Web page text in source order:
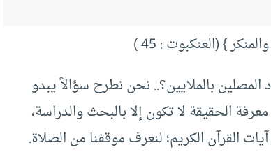
} (العنكبوت : 45 )
المصلين بالملايين؟.. نحن نطرح سؤالاً يبدو
الحقيقة لا تكون إلا بالبحث والدراسة،
القرآن الكريم؛ لنعرف موقفنا من الصلاة.